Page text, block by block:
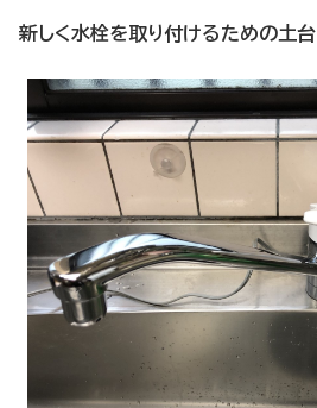
新しく水栓を取り付けるための土台